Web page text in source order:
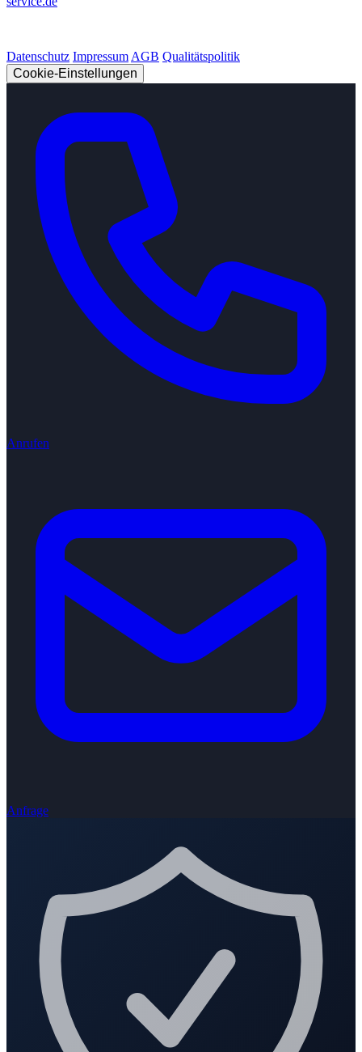
Datenschutz Impressum AGB Qualitätspolitik
Cookie-Einstellungen
Anrufen
Anfrage